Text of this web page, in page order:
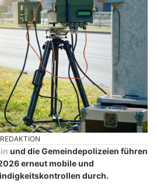
und die Gemeindepolizeien führen
erneut mobile und
durch.